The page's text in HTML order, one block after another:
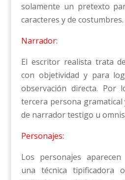
solamente un pretexto
caracteres y de costumbres.
Narrador:
El escritor realista trata
con objetividad y para
observación directa. Por
tercera persona
de narrador testigo u
Personajes:
Los personajes
una técnica tipificadora